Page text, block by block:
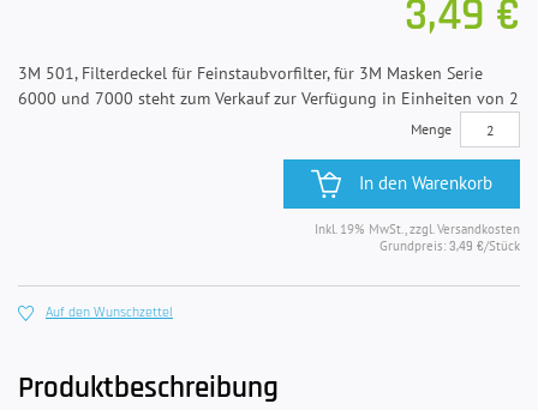
3,49 €
3M 501, Filterdeckel für Feinstaubvorfilter, für 3M Masken Serie
6000 und 7000 steht zum Verkauf zur Verfügung in Einheiten von 2
Menge
In den Warenkorb
Inkl. 19% MwSt., zzgl. Versandkosten
Grundpreis: 3,49 €/Stück
Auf den Wunschzettel
Produktbeschreibung